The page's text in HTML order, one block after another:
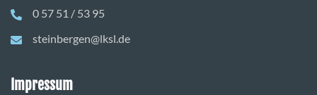
0 57 51 / 53 95
steinbergen@lksl.de
Impressum